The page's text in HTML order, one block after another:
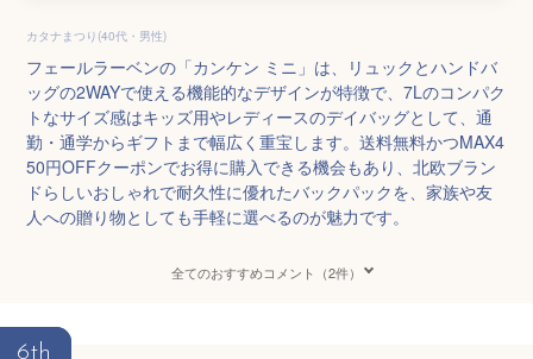
カタナまつり(40代・男性)
フェールラーベンの「カンケン ミニ」は、リュックとハンドバ
ッグの2WAYで使える機能的なデザインが特徴で、7Lのコンパク
トなサイズ感はキッズ用やレディースのデイバッグとして、通
勤・通学からギフトまで幅広く重宝します。送料無料かつMAX4
50円OFFクーポンでお得に購入できる機会もあり、北欧ブラン
ドらしいおしゃれで耐久性に優れたバックパックを、家族や友
人への贈り物としても手軽に選べるのが魅力です。
全てのおすすめコメント（2件）
6th